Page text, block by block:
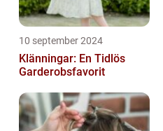
10 september 2024
Klänningar: En Tidlös
Garderobsfavorit